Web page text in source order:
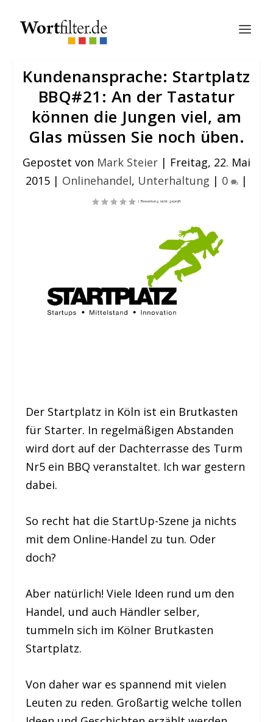
Kundenansprache: Startplatz
BBQ#21: An der Tastatur
können die Jungen viel, am
Glas müssen Sie noch üben.
Gepostet von Mark Steier | Freitag, 22. Mai
2015 | Onlinehandel, Unterhaltung | 0 |
Der Startplatz in Köln ist ein Brutkasten
für Starter. In regelmäßigen Abstanden
wird dort auf der Dachterrasse des Turm
Nr5 ein BBQ veranstaltet. Ich war gestern
dabei.
So recht hat die StartUp-Szene ja nichts
mit dem Online-Handel zu tun. Oder
doch?
Aber natürlich! Viele Ideen rund um den
Handel, und auch Händler selber,
tummeln sich im Kölner Brutkasten
Startplatz.
Von daher war es spannend mit vielen
Leuten zu reden. Großartig welche tollen